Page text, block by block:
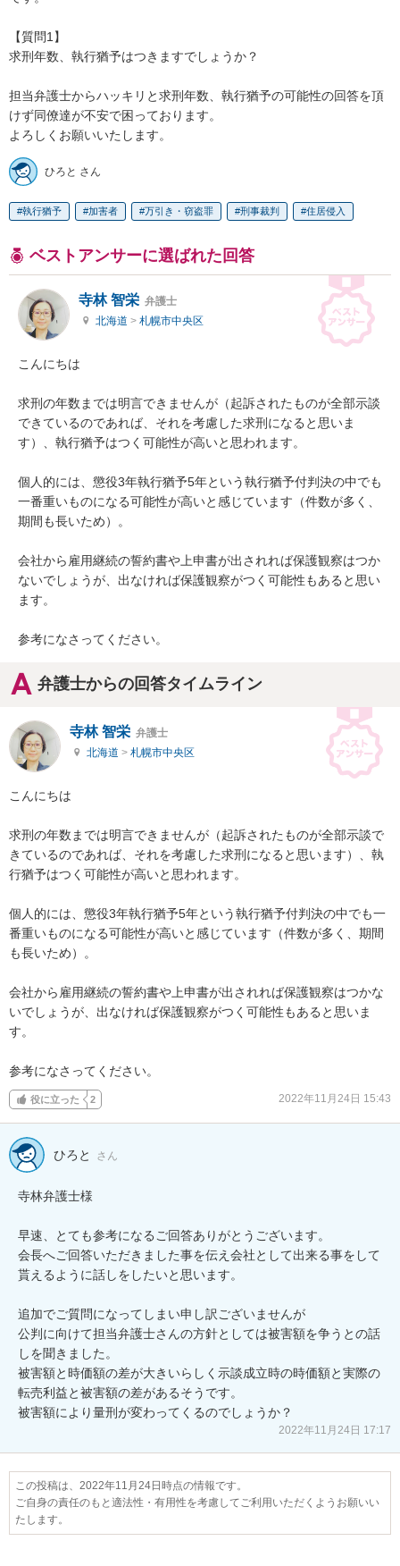
【質問1】
求刑年数、執行猶予はつきますでしょうか？
担当弁護士からハッキリと求刑年数、執行猶予の可能性の回答を頂
けず同僚達が不安で困っております。
よろしくお願いいたします。
ひろと さん
執行猶予 加害者 万引き・窃盗罪 刑事裁判 住居侵入
ベストアンサーに選ばれた回答
寺林 智栄 弁護士
北海道 > 札幌市中央区
こんにちは
求刑の年数までは明言できませんが（起訴されたものが全部示談
できているのであれば、それを考慮した求刑になると思いま
す）、執行猶予はつく可能性が高いと思われます。
個人的には、懲役3年執行猶予5年という執行猶予付判決の中でも
一番重いものになる可能性が高いと感じています（件数が多く、
期間も長いため）。
会社から雇用継続の誓約書や上申書が出されれば保護観察はつか
ないでしょうが、出なければ保護観察がつく可能性もあると思い
ます。
参考になさってください。
弁護士からの回答タイムライン
寺林 智栄 弁護士
北海道 > 札幌市中央区
こんにちは
求刑の年数までは明言できませんが（起訴されたものが全部示談で
きているのであれば、それを考慮した求刑になると思います）、執
行猶予はつく可能性が高いと思われます。
個人的には、懲役3年執行猶予5年という執行猶予付判決の中でも一
番重いものになる可能性が高いと感じています（件数が多く、期間
も長いため）。
会社から雇用継続の誓約書や上申書が出されれば保護観察はつかな
いでしょうが、出なければ保護観察がつく可能性もあると思いま
す。
参考になさってください。
役に立った 2 2022年11月24日 15:43
ひろと さん
寺林弁護士様
早速、とても参考になるご回答ありがとうございます。
会長へご回答いただきました事を伝え会社として出来る事をして
貰えるように話しをしたいと思います。
追加でご質問になってしまい申し訳ございませんが
公判に向けて担当弁護士さんの方針としては被害額を争うとの話
しを聞きました。
被害額と時価額の差が大きいらしく示談成立時の時価額と実際の
転売利益と被害額の差があるそうです。
被害額により量刑が変わってくるのでしょうか？
2022年11月24日 17:17
この投稿は、2022年11月24日時点の情報です。
ご自身の責任のもと適法性・有用性を考慮してご利用いただくようお願いい
たします。